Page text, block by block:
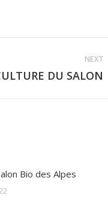
NEXT
DU SALON
Bio des Alpes